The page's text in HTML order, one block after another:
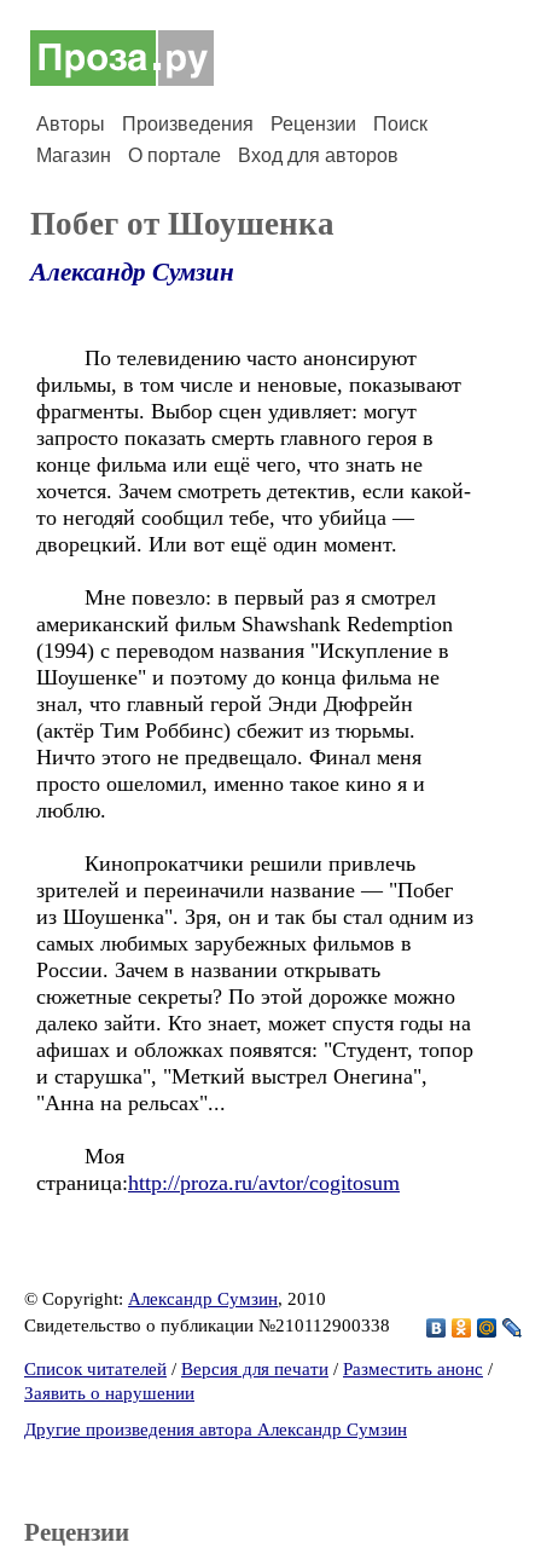
Авторы Произведения Рецензии
Поиск
Магазин
О портале Вход для авторов
Побег от Шоушенка
Александр Сумзин
По телевидению часто анонсируют
фильмы, в том числе и неновые, показывают
фрагменты. Выбор сцен удивляет: могут
запросто показать смерть главного героя в
конце фильма или ещё чего, что знать не
хочется. Зачем смотреть детектив, если какой-
то негодяй сообщил тебе, что убийца —
дворецкий. Или вот ещё один момент.
Мне повезло: в первый раз я смотрел
американский фильм Shawshank Redemption
(1994) с переводом названия "Искупление в
Шоушенке" и поэтому до конца фильма не
знал, что главный герой Энди Дюфрейн
(актёр Тим Роббинс) сбежит из тюрьмы.
Ничто этого не предвещало. Финал меня
просто ошеломил, именно такое кино я и
люблю.
Кинопрокатчики решили привлечь
зрителей и переиначили название — "Побег
из Шоушенка". Зря, он и так бы стал одним из
самых любимых зарубежных фильмов в
России. Зачем в названии открывать
сюжетные секреты? По этой дорожке можно
далеко зайти. Кто знает, может спустя годы на
афишах и обложках появятся: "Студент, топор
и старушка", "Меткий выстрел Онегина",
"Анна на рельсах"...
Моя
страница:http://proza.ru/avtor/cogitosum
© Copyright: Александр Сумзин, 2010
Свидетельство о публикации №210112900338
Список читателей / Версия для печати / Разместить анонс /
Заявить о нарушении
Другие произведения автора Александр Сумзин
Рецензии